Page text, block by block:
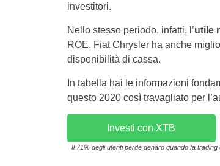
investitori.
Nello stesso periodo, infatti, l’utile
ROE. Fiat Chrysler ha anche
disponibilità di cassa.
In tabella hai le informazioni
questo 2020 così travagliato per
Investi con XTB
Il 71% degli utenti perde denaro quando fa